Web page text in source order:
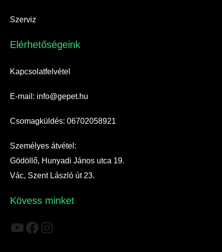
Szerviz
Elérhetőségeink​
Kapcsolatfelvétel
E-mail: info@gepet.hu
Csomagküldés: 06702058921
Személyes átvétel:
Gödöllő, Hunyadi János utca 19.
Vác, Szent László út 23.
Kövess minket
YouTube
Facebook
Instagram